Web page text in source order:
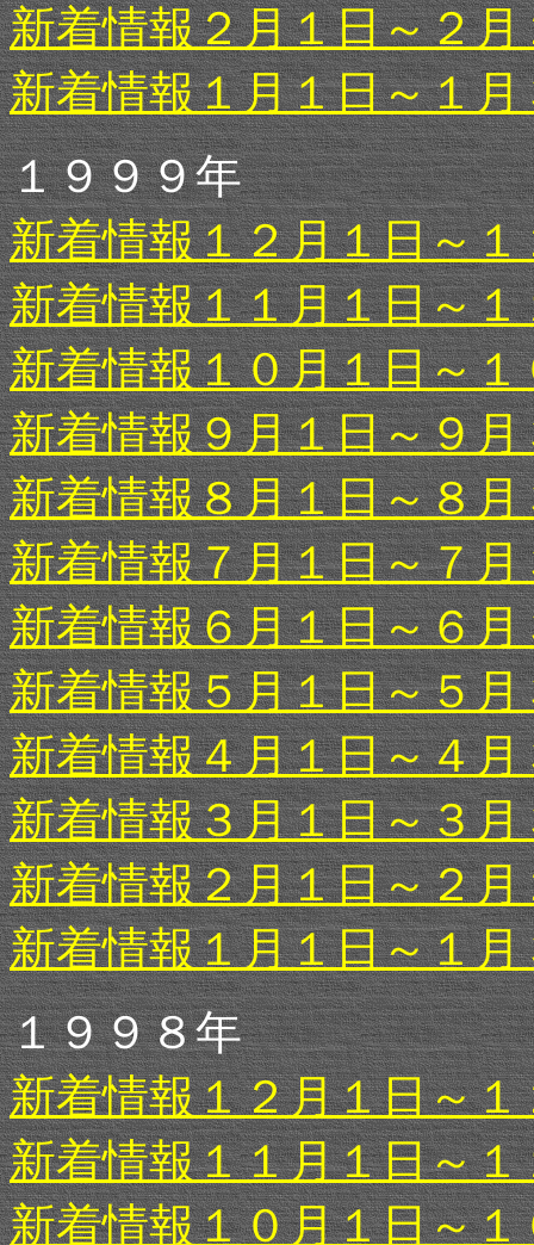
新着情報２月１日～２
新着情報１月１日～１
１９９９年
新着情報１２月１日～
新着情報１１月１日～
新着情報１０月１日～
新着情報９月１日～９
新着情報８月１日～８
新着情報７月１日～７
新着情報６月１日～６
新着情報５月１日～５
新着情報４月１日～４
新着情報３月１日～３
新着情報２月１日～２
新着情報１月１日～１
１９９８年
新着情報１２月１日～
新着情報１１月１日～
新着情報１０月１日～